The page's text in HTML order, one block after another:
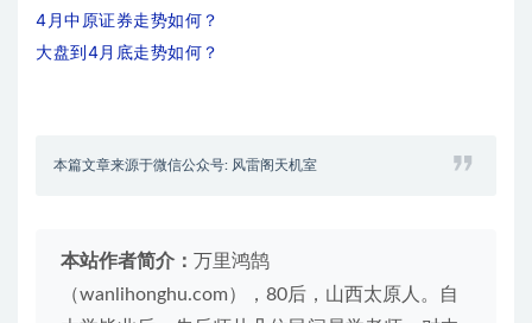
4月中原证券走势如何？
大盘到4月底走势如何？
本篇文章来源于微信公众号: 风雷阁天机室
本站作者简介： 万里鸿鹄
（wanlihonghu.com），80后，山西太原人。自